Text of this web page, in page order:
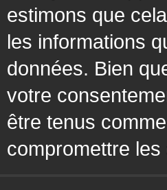
estimons que
les informations
données. Bien
votre
être tenus
compromettre les